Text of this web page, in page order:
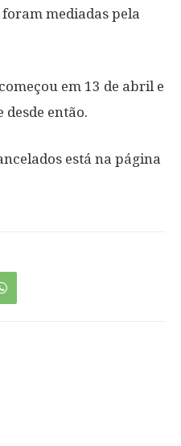
foram mediadas pela
começou em 13 de abril e
então.
está na página